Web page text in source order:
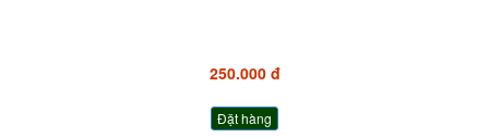
250.000 đ
Đặt hàng